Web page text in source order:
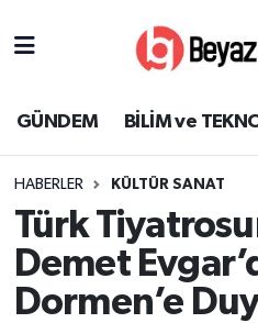
GÜNDEM BİLİM ve
HABERLER KÜLTÜR SANAT
Türk
Demet
Dormen’e
EKONOMİ
SAĞLIK
Süper Lig Puan
Tüm Manşetler
Son Dakika Haberleri